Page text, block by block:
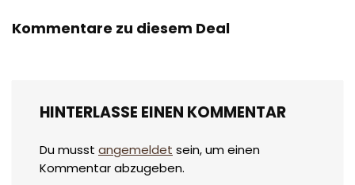
Kommentare zu diesem Deal
HINTERLASSE EINEN KOMMENTAR
Du musst angemeldet sein, um einen
Kommentar abzugeben.